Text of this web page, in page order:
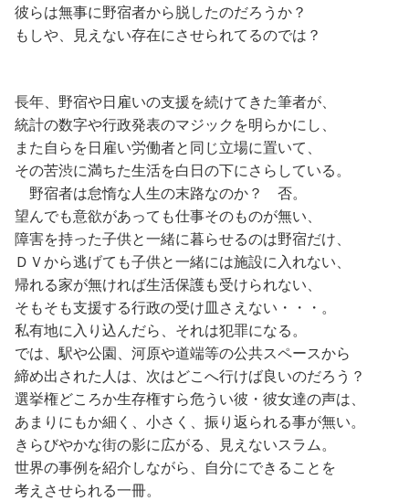
彼らは無事に野宿者から脱したのだろうか？
もしや、見えない存在にさせられてるのでは？
長年、野宿や日雇いの支援を続けてきた筆者が、
統計の数字や行政発表のマジックを明らかにし、
また自らを日雇い労働者と同じ立場に置いて、
その苦渋に満ちた生活を白日の下にさらしている。
野宿者は怠惰な人生の末路なのか？ 否。
望んでも意欲があっても仕事そのものが無い、
障害を持った子供と一緒に暮らせるのは野宿だけ、
ＤＶから逃げても子供と一緒には施設に入れない、
帰れる家が無ければ生活保護も受けられない、
そもそも支援する行政の受け皿さえない・・・。
私有地に入り込んだら、それは犯罪になる。
では、駅や公園、河原や道端等の公共スペースから
締め出された人は、次はどこへ行けば良いのだろう？
選挙権どころか生存権すら危うい彼・彼女達の声は、
あまりにもか細く、小さく、振り返られる事が無い。
きらびやかな街の影に広がる、見えないスラム。
世界の事例を紹介しながら、自分にできることを
考えさせられる一冊。